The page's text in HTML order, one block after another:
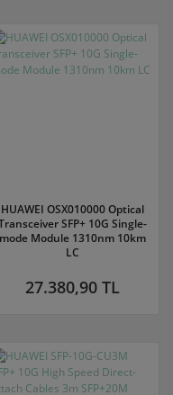
HUAWEI OSX010000 Optical
SFP+ 10G Single-
mode Module 1310nm 10km
LC
27.380,90 TL